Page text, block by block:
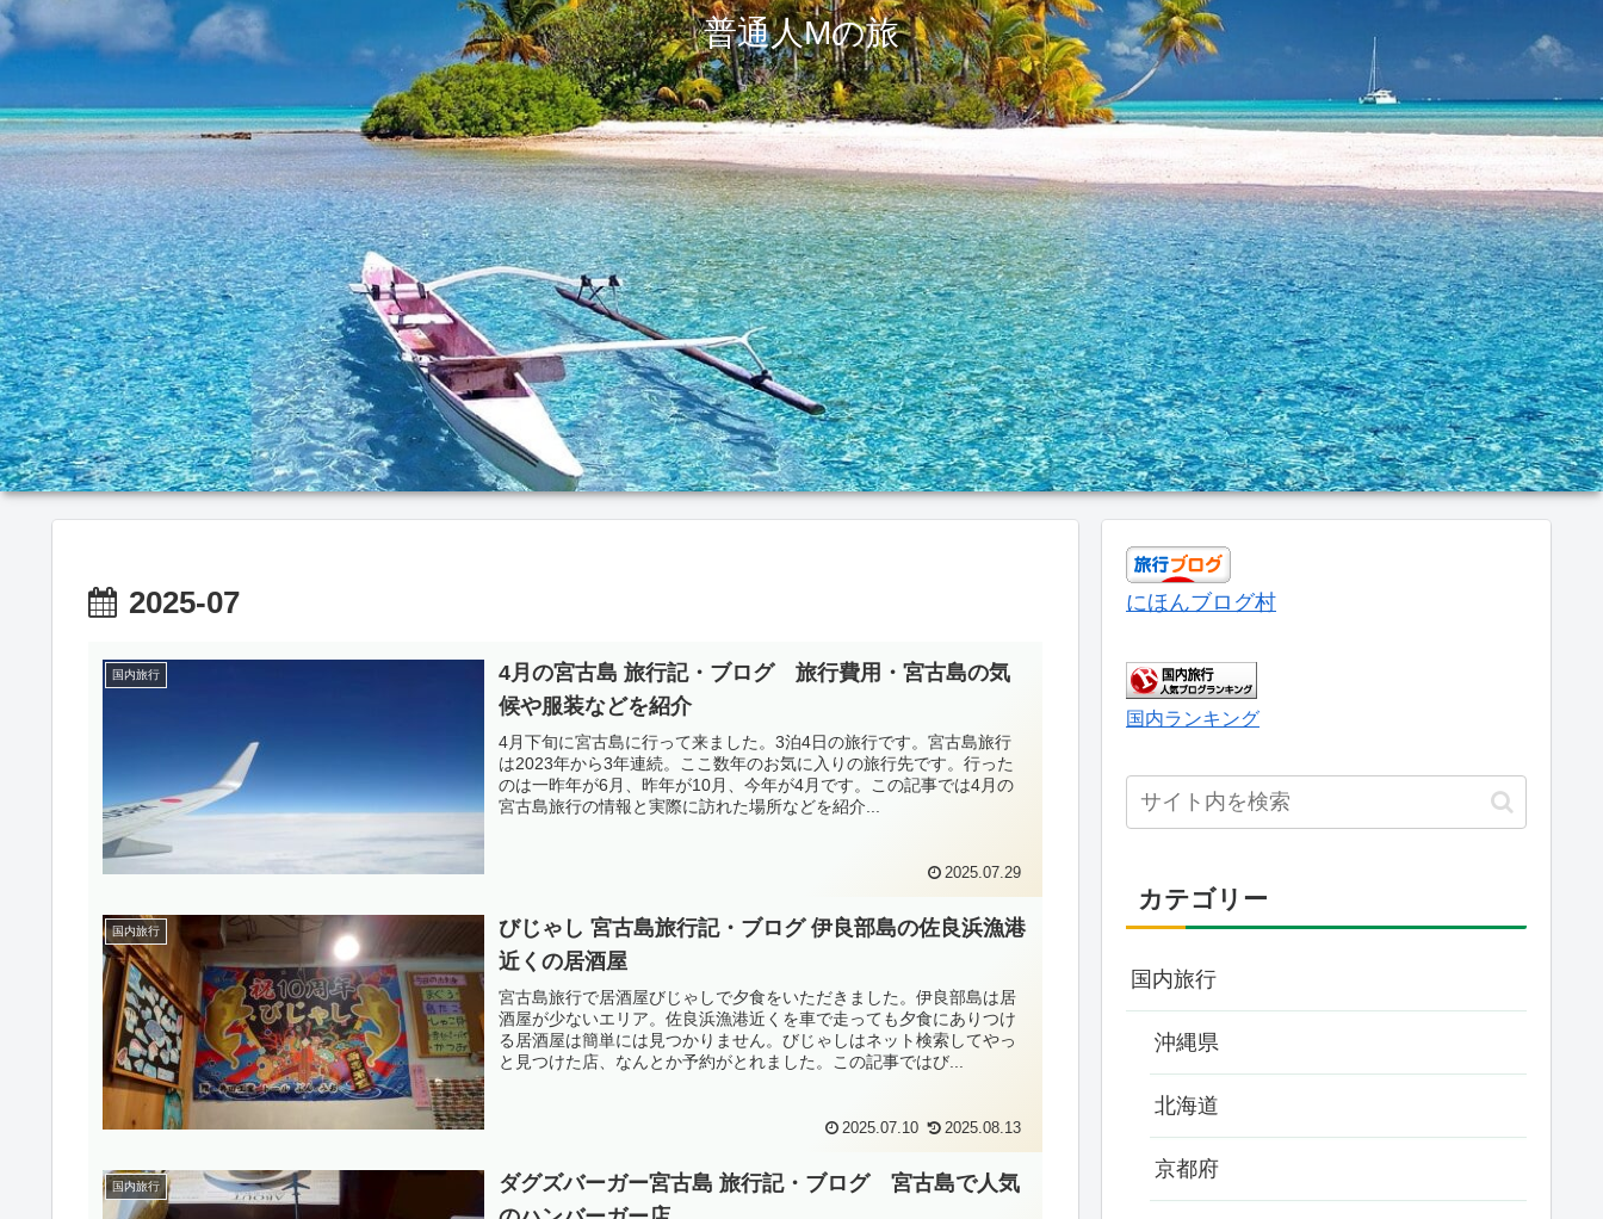
普通人Mの旅
2025-07
国内旅行
4月の宮古島 旅行記・ブログ 旅行費用・宮古島の気
候や服装などを紹介
4月下旬に宮古島に行って来ました。3泊4日の旅行です。宮古島旅行
は2023年から3年連続。ここ数年のお気に入りの旅行先です。行った
のは一昨年が6月、昨年が10月、今年が4月です。この記事では4月の
宮古島旅行の情報と実際に訪れた場所などを紹介...
2025.07.29
国内旅行
びじゃし 宮古島旅行記・ブログ 伊良部島の佐良浜漁港
近くの居酒屋
宮古島旅行で居酒屋びじゃしで夕食をいただきました。伊良部島は居
酒屋が少ないエリア。佐良浜漁港近くを車で走っても夕食にありつけ
る居酒屋は簡単には見つかりません。びじゃしはネット検索してやっ
と見つけた店、なんとか予約がとれました。この記事ではび...
2025.07.10 2025.08.13
国内旅行
ダグズバーガー宮古島 旅行記・ブログ 宮古島で人気
にほんブログ村
国内ランキング
カテゴリー
国内旅行
沖縄県
北海道
京都府